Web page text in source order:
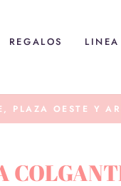
REGALOS
CHILEXPRESS,